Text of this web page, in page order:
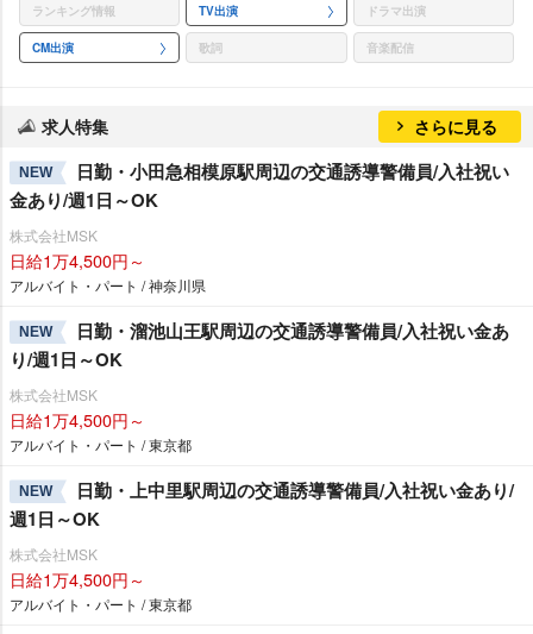
ランキング情報 TV出演 ドラマ出演
CM出演 歌詞 音楽配信
求人特集 さらに見る
NEW
日勤・小田急相模原駅周辺の交通誘導警備員/入社祝い
金あり/週1日～OK
株式会社MSK
日給1万4,500円～
アルバイト・パート / 神奈川県
NEW
日勤・溜池山王駅周辺の交通誘導警備員/入社祝い金あ
り/週1日～OK
株式会社MSK
日給1万4,500円～
アルバイト・パート / 東京都
NEW
日勤・上中里駅周辺の交通誘導警備員/入社祝い金あり/
週1日～OK
株式会社MSK
日給1万4,500円～
アルバイト・パート / 東京都